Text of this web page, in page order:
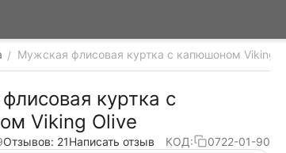
/ Мужская флисовая куртка с капюшоном Viking
куртка с
Viking Olive
Отзывов: 21Написать отзыв КОД: 0722-01-90